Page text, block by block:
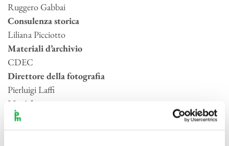
Ruggero Gabbai
Consulenza storica
Liliana Picciotto
Materiali d’archivio
CDEC
Direttore della fotografia
Pierluigi Laffi
Musiche
Piero Salvatori